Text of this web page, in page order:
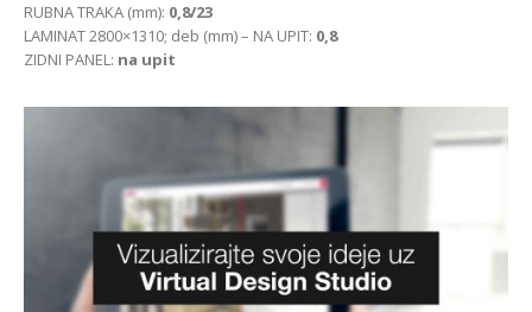
RUBNA TRAKA (mm): 0,8/23
LAMINAT 2800×1310; deb (mm) – NA UPIT: 0,8
ZIDNI PANEL: na upit